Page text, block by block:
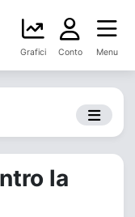
Grafici Conto Menu
la